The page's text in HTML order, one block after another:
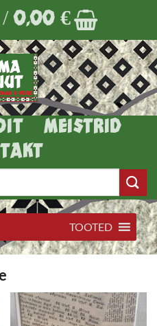
/0,00 €
MEISTRID
TOOTED